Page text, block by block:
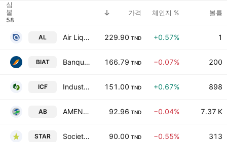
심
볼
가격 체인지 % 볼륨
AL Air Liquide Tunisie SA 229.90 TND +0.57% 1
BIAT Banque Internationale Arabe de Tunisie SA 166.79 TND −0.07% 200
ICF Industries Chimiques du Fluor 151.00 TND +0.67% 898
AB AMEN BANK SA 92.96 TND −0.04% 7.37 K
STAR Societe Tunisienne d'Assurances et de Reassurances 90.00 TND −0.55% 313